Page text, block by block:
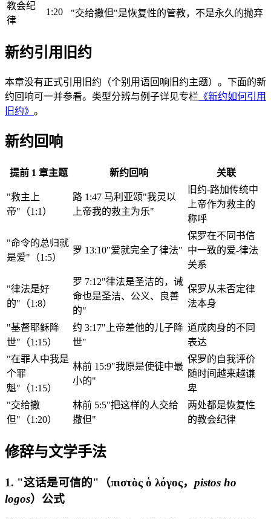
教会纪
律
1:20 "交给撒但"是恢复性的管教，不是永久的抛弃
新约引用旧约
本章没有正式引用旧约（个别用语回响旧约主题）。下面的新
约回响可一并参看。类型分辨与例子详见专栏 《新约如何引用
旧约》 。
新约回响
提前 1 章主题 新约回响 关联
"救主上
帝"（1:1）
路 1:47 马利亚颂"我灵以
上帝我的救主为乐"
旧约-路加传统中
上帝作为救主的
称呼
"命令的总归就
是爱"（1:5）
罗 13:10"爱就完全了律法"
保罗在不同书信
中一致的爱-律法
关系
"律法是好
的"（1:8）
罗 7:12"律法是圣洁的，诫
命也是圣洁、公义、良善
的"
保罗从未否定律
法本身
"基督耶稣降
世"（1:15）
约 3:17"上帝差他的儿子降
世"
道成肉身的不同
表达
"在罪人中我是
个罪
魁"（1:15）
林前 15:9"我原是使徒中最
小的"
保罗的自我评价
随时间越来越谦
卑
"交给撒
但"（1:20）
林前 5:5"把这样的人交给
撒但"
两处都是恢复性
的教会纪律
修辞与文学手法
1. "这话是可信的"（πιστὸς ὁ λόγος， pistos ho
logos）公式